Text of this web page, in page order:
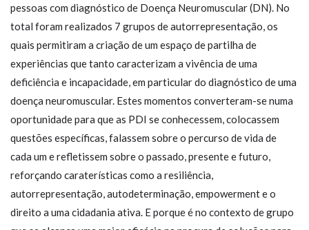
pessoas com diagnóstico de Doença Neuromuscular (DN). No
total foram realizados 7 grupos de autorrepresentação, os
quais permitiram a criação de um espaço de partilha de
experiências que tanto caracterizam a vivência de uma
deficiência e incapacidade, em particular do diagnóstico de uma
doença neuromuscular. Estes momentos converteram-se numa
oportunidade para que as PDI se conhecessem, colocassem
questões específicas, falassem sobre o percurso de vida de
cada um e refletissem sobre o passado, presente e futuro,
reforçando caraterísticas como a resiliência,
autorrepresentação, autodeterminação, empowerment e o
direito a uma cidadania ativa. E porque é no contexto de grupo